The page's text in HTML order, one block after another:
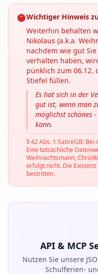
Wichtiger Hinweis
Weiterhin behalten
Nikolaus (a.k.a.
nachdem wie gut
verhalten haben,
pünklich zum 06.12.
Stiefel füllen.
Es hat sich in der
gut ist, wenn man
möglichst schönes
kann.
§ 42 Abs. 1 SatireGB:
Eine tatsächliche
Weihnachtsmann,
erfolgt nicht. Die
bestritten.
API & MCP
Nutzen Sie unsere
Schulferien-